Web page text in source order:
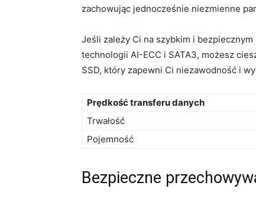
⁣zachowując jednocześnie niezmienne
Jeśli zależy ⁤Ci ⁣na szybkim i
technologii ‌AI-ECC i SATA3, możesz
SSD, który zapewni Ci niezawodność i
Prędkość transferu danych
Trwałość
Pojemność
Bezpieczne